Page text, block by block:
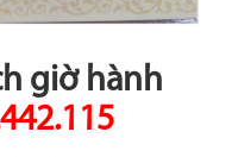
giờ hành